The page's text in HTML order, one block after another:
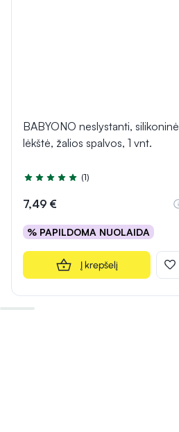
BABYONO neslystanti, silikoninė
lėkštė, žalios spalvos, 1 vnt.
Įvertinimas 5.0 iš 5
(1)
7,49 €
% PAPILDOMA NUOLAIDA
Į krepšelį